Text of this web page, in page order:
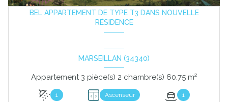
BEL APPARTEMENT DE TYPE T3 DANS NOUVELLE
RÉSIDENCE
MARSEILLAN (34340)
Appartement 3 pièce(s) 2 chambre(s) 60.75 m²
1 Ascenseur 1